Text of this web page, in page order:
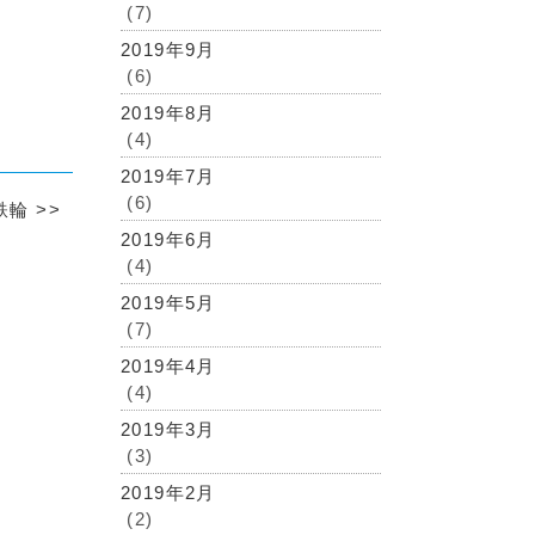
輪>>
(7)
2019年9月
(6)
2019年8月
(4)
2019年7月
(6)
2019年6月
(4)
2019年5月
(7)
2019年4月
(4)
2019年3月
(3)
2019年2月
(2)